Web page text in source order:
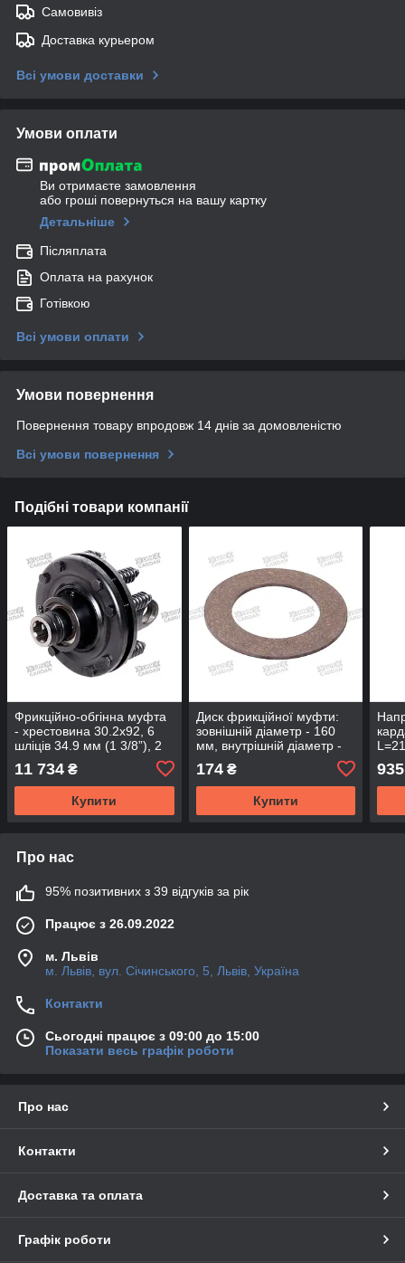
Самовивіз
Доставка курьером
Всі умови доставки
Умови оплати
Ви отримаєте замовлення
або гроші повернуться на вашу картку
Детальніше
Післяплата
Оплата на рахунок
Готівкою
Всі умови оплати
Умови повернення
Повернення товару впродовж 14 днів за домовленістю
Всі умови повернення
Подібні товари компанії
Фрикційно-обгінна муфта
- хрестовина 30.2х92, 6
шліців 34.9 мм (1 3/8”), 2
диска, 1200 Нм, діаметр 2
11 734 ₴
Купити
Диск фрикційної муфти:
зовнішній діаметр - 160
мм, внутрішній діаметр -
174₴
Купити
935
Про нас
95% позитивних з 39 відгуків за рік
Працює з 26.09.2022
м. Львів
м. Львів, вул. Січинського, 5, Львів, Україна
Контакти
Сьогодні працює з 09:00 до 15:00
Показати весь графік роботи
Про нас
Контакти
Доставка та оплата
Графік роботи